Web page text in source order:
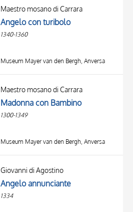
Maestro mosano di Carrara
Angelo con turibolo
1340-1360
Museum Mayer van den Bergh, Anversa
Maestro mosano di Carrara
Madonna con Bambino
1300-1349
Museum Mayer van den Bergh, Anversa
Giovanni di Agostino
Angelo annunciante
1334
TITOLO
AUTORE
OGGETTO